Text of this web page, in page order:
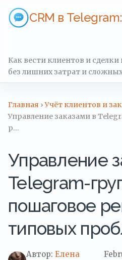
CRM в
Как вести клиентов и
без лишних затрат и
Главная ›Учёт клиентов и
Управление заказами в
р…
Управление
Telegram-
пошаговое
типовых
Автор: Елена